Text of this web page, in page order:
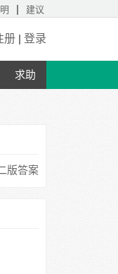
| 建议
册 | 登录
求助
版答案